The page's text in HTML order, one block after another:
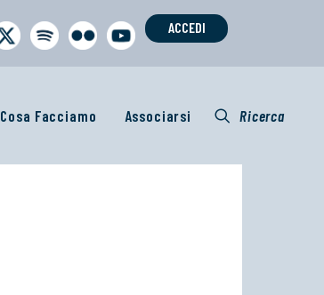
ACCEDI
Cosa Facciamo Associarsi Ricerca